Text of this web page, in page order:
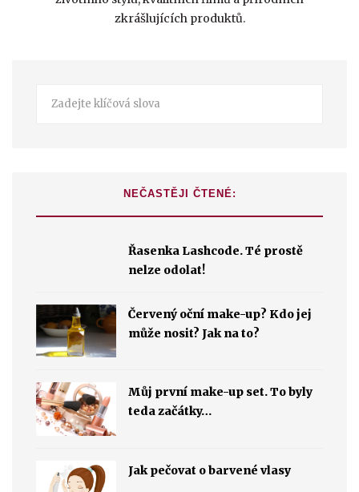
zkrášlujících produktů.
NEČASTĚJI ČTENÉ:
Řasenka Lashcode. Té prostě
nelze odolat!
Červený oční make-up? Kdo jej
může nosit? Jak na to?
Můj první make-up set. To byly
teda začátky…
Jak pečovat o barvené vlasy